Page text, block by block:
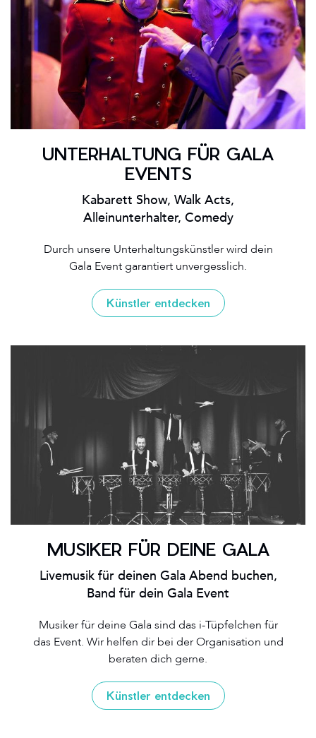
UNTERHALTUNG FÜR GALA
EVENTS
Kabarett Show, Walk Acts,
Alleinunterhalter, Comedy
Durch unsere Unterhaltungskünstler wird dein
Gala Event garantiert unvergesslich.
Künstler entdecken
MUSIKER FÜR DEINE GALA
Livemusik für deinen Gala Abend buchen,
Band für dein Gala Event
Musiker für deine Gala sind das i-Tüpfelchen für
das Event. Wir helfen dir bei der Organisation und
beraten dich gerne.
Künstler entdecken